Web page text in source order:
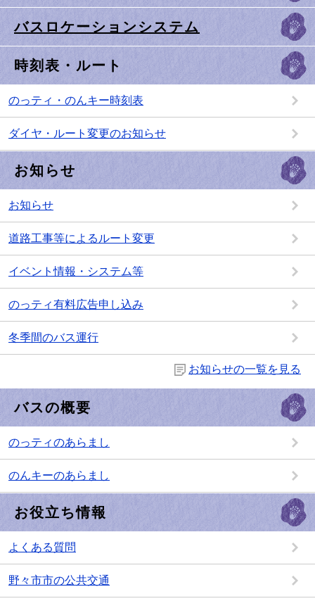
バスロケーションシステム
時刻表・ルート
のっティ・のんキー時刻表
ダイヤ・ルート変更のお知らせ
お知らせ
お知らせ
道路工事等によるルート変更
イベント情報・システム等
のっティ有料広告申し込み
冬季間のバス運行
お知らせの一覧を見る
バスの概要
のっティのあらまし
のんキーのあらまし
お役立ち情報
よくある質問
野々市市の公共交通